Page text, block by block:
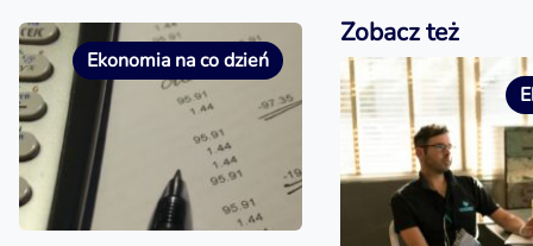
Ekonomia na co dzień
Zobacz też